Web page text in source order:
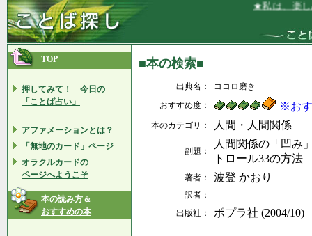
★私は、楽しみ
TOP
押してみて！ 今日の
「ことば占い」
アファメーションとは？
「無地のカード」ページ
オラクルカードの
ページへようこそ
本の読み方＆
おすすめの本
■本の検索■
出典名：
ココロ磨き
おすすめ度：
※お
本のカテゴリ： 人間・人間関係
副題：
人間関係の「凹み
トロール33の方法
著者： 波登 かおり
訳者：
出版社：
ポプラ社 (2004/10)